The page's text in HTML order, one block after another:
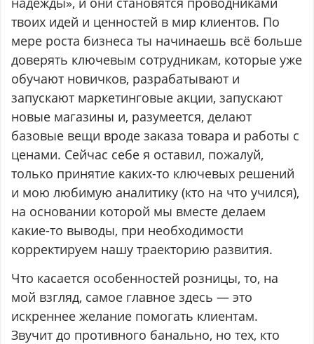
твоих идей и ценностей в мир клиентов. По
мере роста бизнеса ты начинаешь всё больше
доверять ключевым сотрудникам, которые уже
обучают новичков, разрабатывают и
запускают маркетинговые акции, запускают
новые магазины и, разумеется, делают
базовые вещи вроде заказа товара и работы с
ценами. Сейчас себе я оставил, пожалуй,
только принятие каких-то ключевых решений
и мою любимую аналитику (кто на что учился),
на основании которой мы вместе делаем
какие-то выводы, при необходимости
корректируем нашу траекторию развития.
Что касается особенностей розницы, то, на
мой взгляд, самое главное здесь — это
искреннее желание помогать клиентам.
Звучит до противного банально, но тех, кто